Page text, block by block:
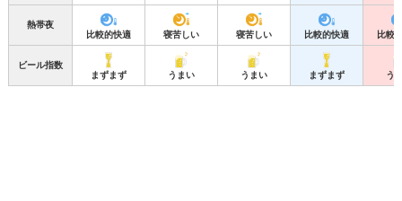
熱帯夜
比較的快適
寝苦しい 寝苦しい 比較的快適 比較
ビール指数
まずまず
うまい うまい まずまず う